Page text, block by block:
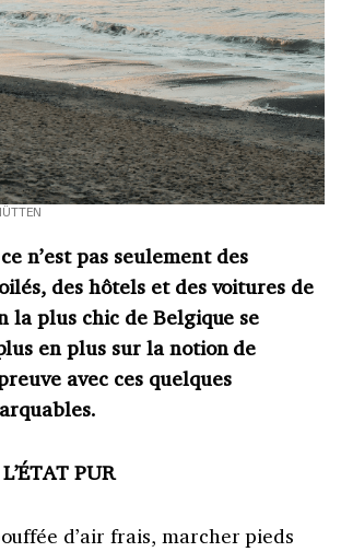
n’est pas seulement des
des hôtels et des voitures de
la plus chic de Belgique se
en plus sur la notion de
avec ces quelques
PUR
d’air frais, marcher pieds